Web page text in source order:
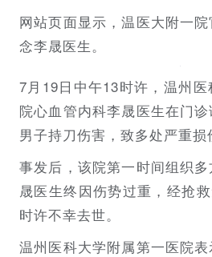
网站页面显示，温医大附一
念李晟医生。
7月19日中午13时许，温州
院心血管内科李晟医生在门
男子持刀伤害，致多处严重损
事发后，该院第一时间组织
晟医生终因伤势过重，经抢
时许不幸去世。
温州医科大学附属第一医院